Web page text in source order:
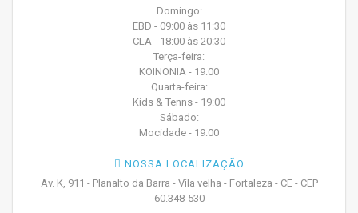
Domingo:
EBD - 09:00 às 11:30
CLA - 18:00 às 20:30
Terça-feira:
KOINONIA - 19:00
Quarta-feira:
Kids & Tenns - 19:00
Sábado:
Mocidade - 19:00
NOSSA LOCALIZAÇÃO
Av. K, 911 - Planalto da Barra - Vila velha - Fortaleza - CE - CEP
60.348-530